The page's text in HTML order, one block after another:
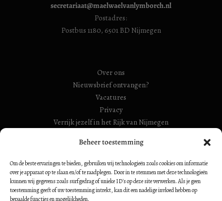
Beheer toestemming
Om de beste ervaringen te bieden, gebruiken wij technologieën zoals cookies om informatie
over je apparaat op te slaan en/of te raadplegen. Door in te stemmen met deze technologieën
kunnen wij gegevens zoals surfgedrag of unieke ID's op deze site verwerken. Als je geen
toestemming geeft of uw toestemming intrekt, kan dit een nadelige invloed hebben op
bepaalde functies en mogelijkheden.
secretariaat@maelwaelvanlymborch.nl
Postadres:
Postbus 1180, 6501 BD Nijmegen
Over ons
Nieuwsbrief ontvangen?
Vacatures
Privacy
Verrijk jezelf in het Rijk van Nijmegen
RSIN Gebroeders Van Limburg Huis (ook: Maelwael van
RSIN Stiching Maelwael Van Lymborch: 813106680